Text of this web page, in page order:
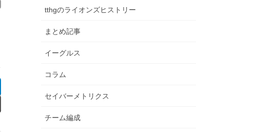
tthgのライオンズヒストリー
まとめ記事
イーグルス
コラム
セイバーメトリクス
チーム編成